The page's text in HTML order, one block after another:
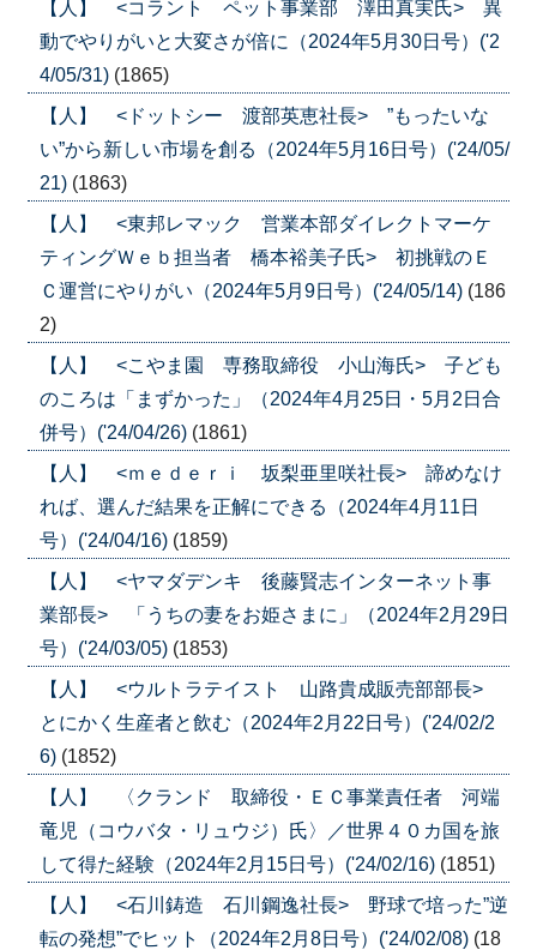
【人】 <コラント ペット事業部 澤田真実氏> 異
動でやりがいと大変さが倍に（2024年5月30日号）('2
4/05/31) (1865)
【人】 <ドットシー 渡部英恵社長> ”もったいな
い”から新しい市場を創る（2024年5月16日号）('24/05/
21) (1863)
【人】 <東邦レマック 営業本部ダイレクトマーケ
ティングＷｅｂ担当者 橋本裕美子氏> 初挑戦のＥ
Ｃ運営にやりがい（2024年5月9日号）('24/05/14) (186
2)
【人】 <こやま園 専務取締役 小山海氏> 子ども
のころは「まずかった」（2024年4月25日・5月2日合
併号）('24/04/26) (1861)
【人】 <ｍｅｄｅｒｉ 坂梨亜里咲社長> 諦めなけ
れば、選んだ結果を正解にできる（2024年4月11日
号）('24/04/16) (1859)
【人】 <ヤマダデンキ 後藤賢志インターネット事
業部長> 「うちの妻をお姫さまに」（2024年2月29日
号）('24/03/05) (1853)
【人】 <ウルトラテイスト 山路貴成販売部部長>
とにかく生産者と飲む（2024年2月22日号）('24/02/2
6) (1852)
【人】 〈クランド 取締役・ＥＣ事業責任者 河端
竜児（コウバタ・リュウジ）氏〉／世界４０カ国を旅
して得た経験（2024年2月15日号）('24/02/16) (1851)
【人】 <石川鋳造 石川鋼逸社長> 野球で培った”逆
転の発想”でヒット（2024年2月8日号）('24/02/08) (18